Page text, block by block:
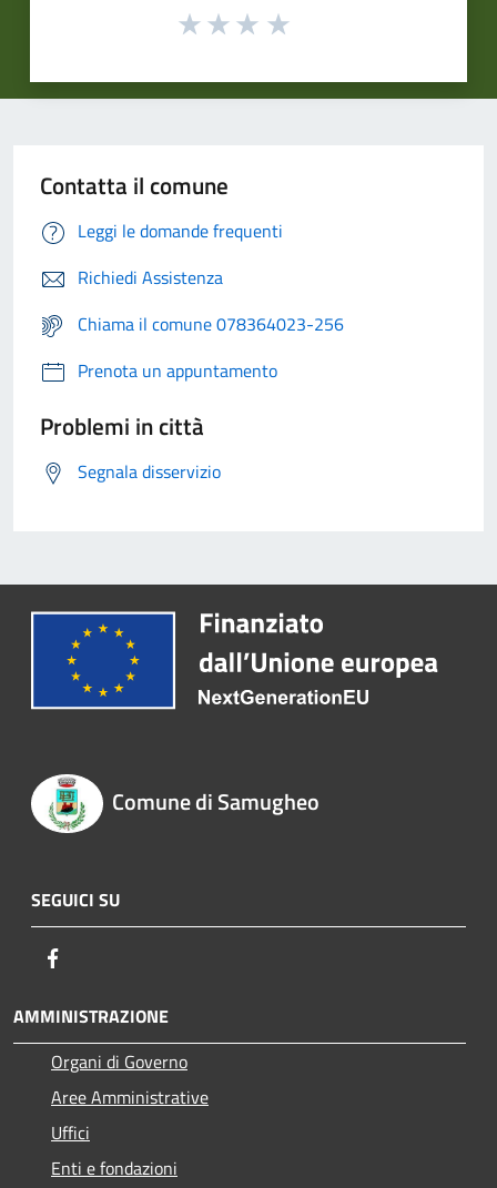
Contatta il comune
Leggi le domande frequenti
Richiedi Assistenza
Chiama il comune 078364023-256
Prenota un appuntamento
Problemi in città
Segnala disservizio
Comune di Samugheo
SEGUICI SU
AMMINISTRAZIONE
Organi di Governo
Aree Amministrative
Uffici
Enti e fondazioni